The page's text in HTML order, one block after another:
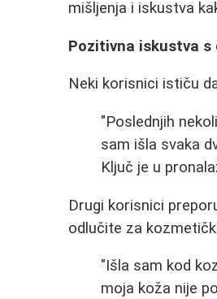
mišljenja i iskustva
Pozitivna iskustva s
Neki korisnici ističu
"Poslednjih
sam išla svaka
Ključ je u
Drugi korisnici
odlučite za
"Išla sam kod
moja koža nije